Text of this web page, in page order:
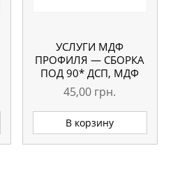
УСЛУГИ МДФ
ПРОФИЛЯ — СБОРКА
ПОД 90* ДСП, МДФ
ДО 1500 ММ
45,00 грн.
В корзину